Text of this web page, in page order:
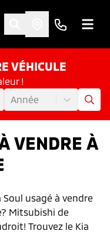
VÉHICULE
!
Année
VENDRE À
Soul usagé à vendre
Mitsubishi de
Trouvez le Kia